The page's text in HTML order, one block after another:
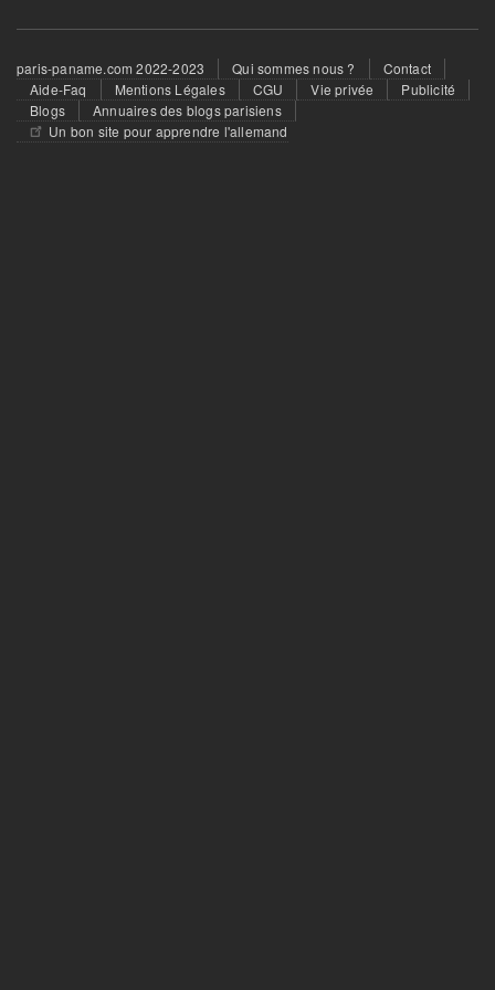
Footer
menu
paris-paname.com 2022-2023 Qui sommes nous ?
Contact
Aide-Faq
Mentions Légales CGU Vie privée
Publicité
Blogs
Annuaires des blogs parisiens
Un bon site pour apprendre l'allemand